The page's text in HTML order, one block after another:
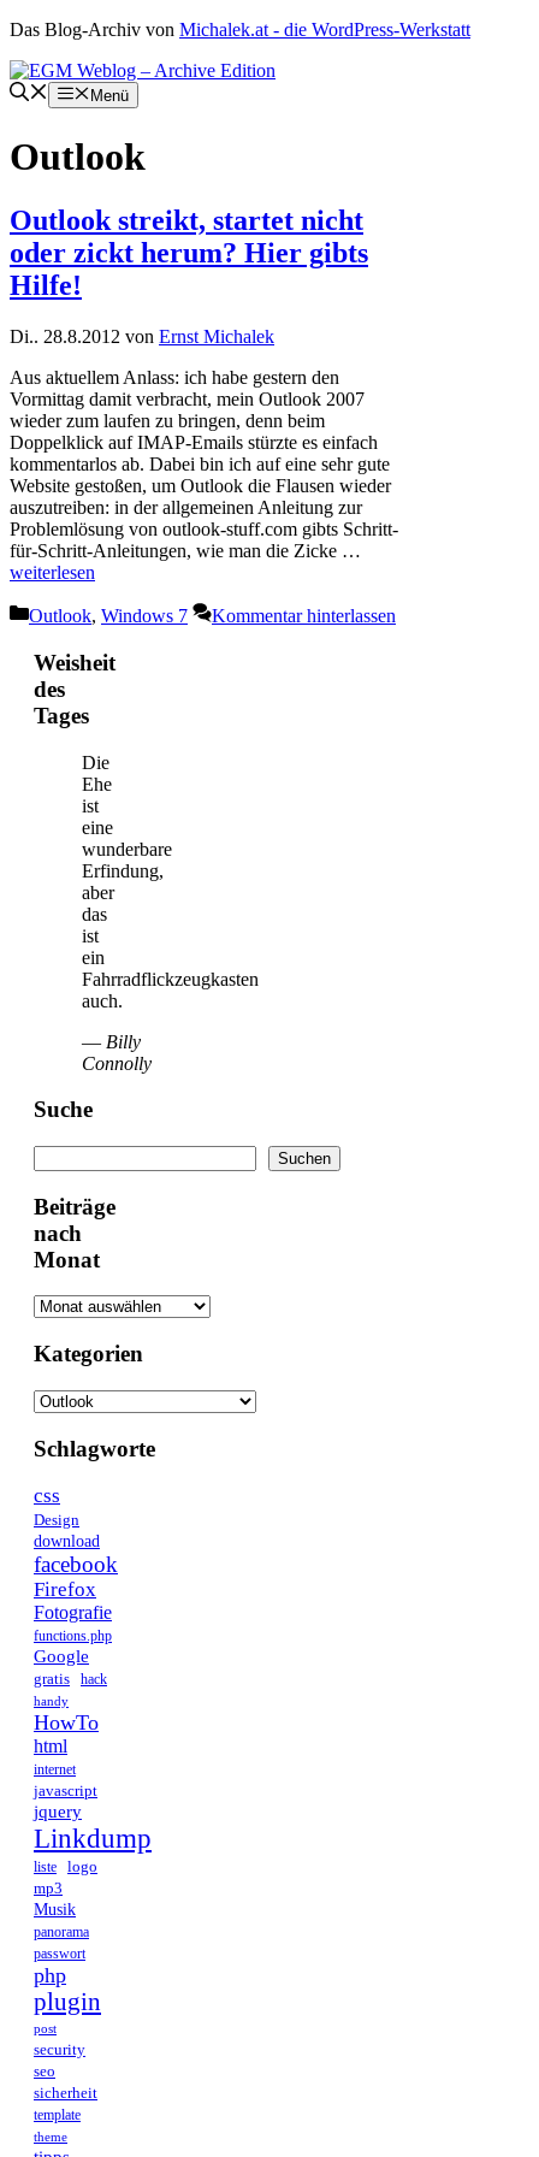
Zum
springen
Das Blog-Archiv von Michalek.at - die WordPress-Werkstatt
Menü
Outlook
Outlook streikt, startet nicht
oder zickt herum? Hier gibts
Hilfe!
Di.. 28.8.2012 von Ernst Michalek
Aus aktuellem Anlass: ich habe gestern den
Vormittag damit verbracht, mein Outlook 2007
wieder zum laufen zu bringen, denn beim
Doppelklick auf IMAP-Emails stürzte es einfach
kommentarlos ab. Dabei bin ich auf eine sehr gute
Website gestoßen, um Outlook die Flausen wieder
auszutreiben: in der allgemeinen Anleitung zur
Problemlösung von outlook-stuff.com gibts Schritt-
für-Schritt-Anleitungen, wie man die Zicke …
weiterlesen
Kategorien
Outlook, Windows 7 Kommentar hinterlassen
Weisheit
des
Tages
Die
Ehe
ist
eine
wunderbare
Erfindung,
aber
das
ist
ein
Fahrradflickzeugkasten
auch.
— Billy
Connolly
Suche
Suchen
Beiträge
nach
Monat
Kategorien
Kategorien
Schlagworte
css
Design
download
facebook
Firefox
Fotografie
functions.php
Google
gratis hack
handy
HowTo
html
internet
javascript
jquery
Linkdump
liste
logo
mp3
Musik
panorama
passwort
php
plugin
post
security
seo
sicherheit
template
theme